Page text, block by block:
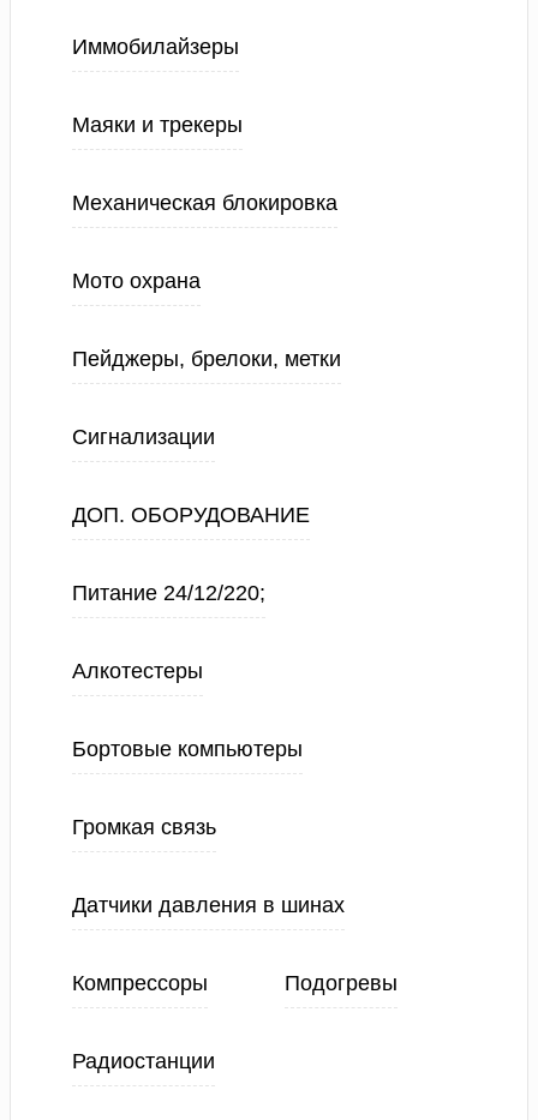
Иммобилайзеры
Маяки и трекеры
Механическая блокировка
Мото охрана
Пейджеры, брелоки, метки
Сигнализации
ДОП. ОБОРУДОВАНИЕ
Питание 24/12/220;
Алкотестеры
Бортовые компьютеры
Громкая связь
Датчики давления в шинах
Компрессоры Подогревы
Радиостанции